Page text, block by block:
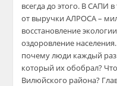
всегда до этого. В САПИ
от выручки АЛРОСА –
восстановление
оздоровление
почему люди каждый раз
который их обобрал?
Вилюйского района?